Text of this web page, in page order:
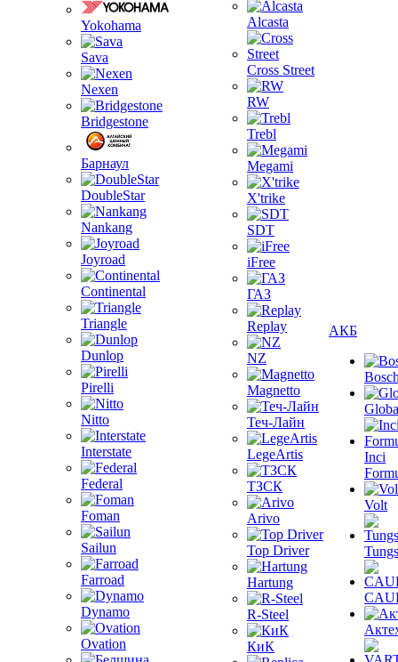
Yokohama
Sava
Nexen
Bridgestone
Барнаул
DoubleStar
Nankang
Joyroad
Continental
Triangle
Dunlop
Pirelli
Nitto
Interstate
Federal
Foman
Sailun
Farroad
Dynamo
Ovation
Alcasta
Cross Street
RW
Trebl
Megami
X'trike
SDT
iFree
ГАЗ
Replay
NZ
Magnetto
Теч-Лайн
LegeArtis
ТЗСК
Arivo
Top Driver
Hartung
R-Steel
КиК
АКБ
Inci
Volt